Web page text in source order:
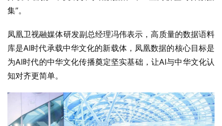
库是AI时代承载中华文化的新载体，凤凰数据的核心目标是
为AI时代的中华文化传播奠定坚实基础，让AI与中华文化认
知对齐更简单。